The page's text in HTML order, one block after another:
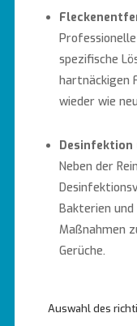
spezifische
hartnäckigen
wieder wie
Desinfektion
Neben der
Bakterien und
Maßnahmen
Gerüche.
Auswahl des